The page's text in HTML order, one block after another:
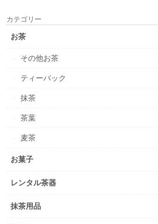
カテゴリー
お茶
その他お茶
ティーバック
抹茶
茶葉
麦茶
お菓子
レンタル茶器
抹茶用品